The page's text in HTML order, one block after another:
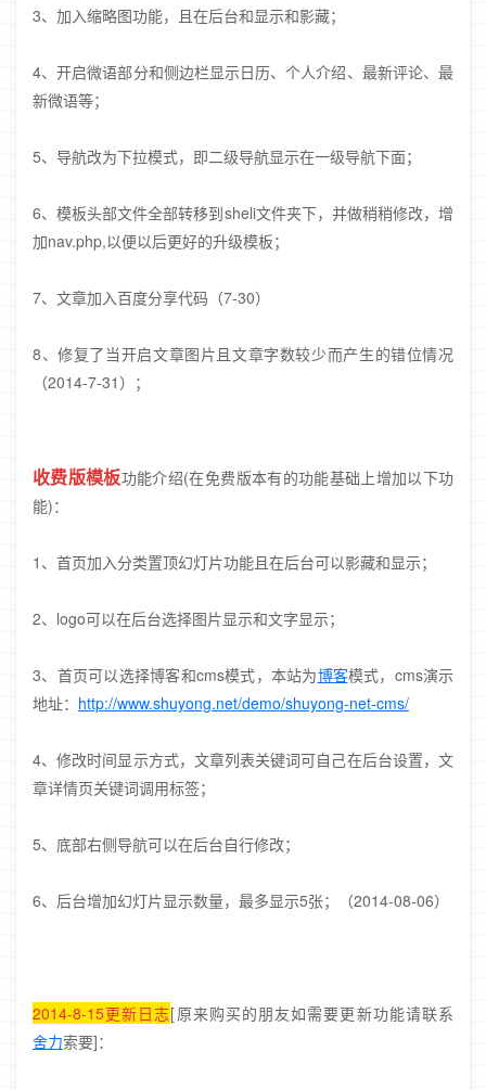
3、加入缩略图功能，且在后台和显示和影藏；
4、开启微语部分和侧边栏显示日历、个人介绍、最新评论、最
新微语等；
5、导航改为下拉模式，即二级导航显示在一级导航下面；
6、模板头部文件全部转移到sheli文件夹下，并做稍稍修改，增
加nav.php,以便以后更好的升级模板；
7、文章加入百度分享代码（7-30）
8、修复了当开启文章图片且文章字数较少而产生的错位情况
（2014-7-31）；
收费版模板功能介绍(在免费版本有的功能基础上增加以下功
能)：
1、首页加入分类置顶幻灯片功能且在后台可以影藏和显示；
2、logo可以在后台选择图片显示和文字显示；
3、首页可以选择博客和cms模式，本站为博客模式，cms演示
地址： http://www.shuyong.net/demo/shuyong-net-cms/
4、修改时间显示方式，文章列表关键词可自己在后台设置，文
章详情页关键词调用标签；
5、底部右侧导航可以在后台自行修改；
6、后台增加幻灯片显示数量，最多显示5张；（2014-08-06）
2014-8-15更新日志[原来购买的朋友如需要更新功能请联系
舍力索要]：